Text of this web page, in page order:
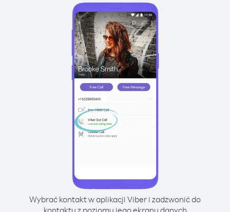
Wybrać kontakt w aplikacji Viber i zadzwonić do
kontaktu z poziomu jego ekranu danych